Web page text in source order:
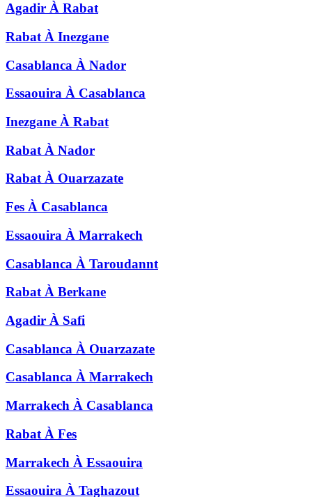
Agadir À Rabat
Rabat À Inezgane
Casablanca À Nador
Essaouira À Casablanca
Inezgane À Rabat
Rabat À Nador
Rabat À Ouarzazate
Fes À Casablanca
Essaouira À Marrakech
Casablanca À Taroudannt
Rabat À Berkane
Agadir À Safi
Casablanca À Ouarzazate
Casablanca À Marrakech
Marrakech À Casablanca
Rabat À Fes
Marrakech À Essaouira
Essaouira À Taghazout